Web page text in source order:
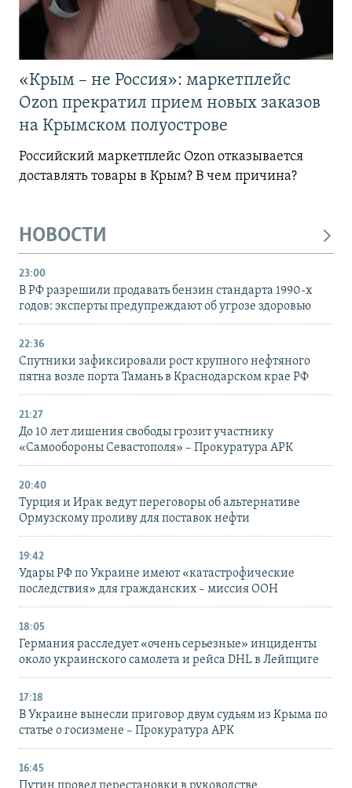
«Крым – не Россия»: маркетплейс
Ozon прекратил прием новых заказов
на Крымском полуострове
Российский маркетплейс Ozon отказывается
доставлять товары в Крым? В чем причина?
НОВОСТИ
23:00
В РФ разрешили продавать бензин стандарта 1990-х
годов: эксперты предупреждают об угрозе здоровью
22:36
Спутники зафиксировали рост крупного нефтяного
пятна возле порта Тамань в Краснодарском крае РФ
21:27
До 10 лет лишения свободы грозит участнику
«Самообороны Севастополя» – Прокуратура АРК
20:40
Турция и Ирак ведут переговоры об альтернативе
Ормузскому проливу для поставок нефти
19:42
Удары РФ по Украине имеют «катастрофические
последствия» для гражданских – миссия ООН
18:05
Германия расследует «очень серьезные» инциденты
около украинского самолета и рейса DHL в Лейпциге
17:18
В Украине вынесли приговор двум судьям из Крыма по
статье о госизмене – Прокуратура АРК
16:45